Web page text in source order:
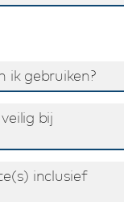
ik gebruiken?
bij
inclusief